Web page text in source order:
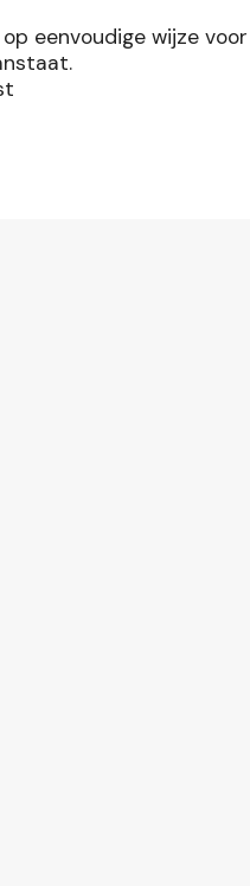
op eenvoudige wijze